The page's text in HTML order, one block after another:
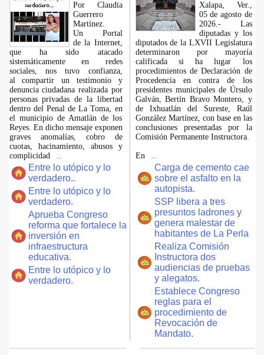
Por Claudia
Guerrero
Martínez.
​Un Portal
de la Internet,
que ha sido atacado
sistemáticamente en redes
sociales, nos tuvo confianza,
al compartir un testimonio y
denuncia ciudadana realizada por
personas privadas de la libertad
dentro del Penal de La Toma, en
el municipio de Amatlán de los
Reyes. En dicho mensaje exponen
graves anomalías, cobro de
cuotas, hacinamiento, abusos y
complicidad
Entre lo utópico y lo
verdadero..
Entre lo utópico y lo
verdadero.
Aprueba Congreso
reforma que fortalece la
inversión en
infraestructura
educativa.
Entre lo utópico y lo
verdadero.
Xalapa, Ver.,
05 de agosto de
2026.- Las
diputadas y los
diputados de la LXVII Legislatura
determinaron por mayoría
calificada si ha lugar los
procedimientos de Declaración de
Procedencia en contra de los
presidentes municipales de Úrsulo
Galván, Bertín Bravo Montero, y
de Ixhuatlán del Sureste, Raúl
González Martínez, con base en las
conclusiones presentadas por la
Comisión Permanente Instructora.
En
Carga de cemento cae
sobre el asfalto en la
autopista.
SSP libera a tres
presuntos ladrones y
genera malestar de
habitantes de La Perla
Realiza Comisión
Instructora dos
audiencias de pruebas
y alegatos.
Establece Congreso
reglas para el
procedimiento de
Revocación de
Mandato.